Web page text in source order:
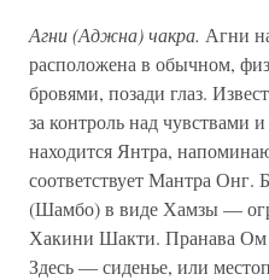
Агни (Аджна) чакра. Агни
расположена в обычном,
бровями, позади глаз.
за контроль над чувствами
находится Янтра,
соответствует Мантра Онг.
(Шамбо) в виде Хамзы —
Хакини Шакти. Пранава
Здесь — сиденье, или